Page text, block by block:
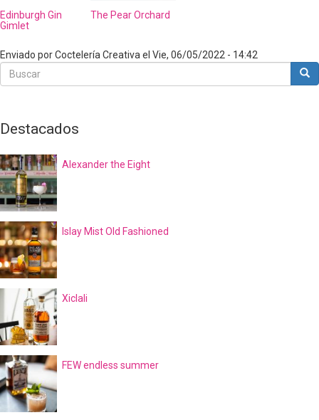
Edinburgh Gin
Gimlet
The Pear Orchard
Enviado porCoctelería Creativa el Vie, 06/05/2022 - 14:42
Buscar
Buscar
Destacados
Alexander the Eight
Islay Mist Old Fashioned
Xiclali
FEW endless summer